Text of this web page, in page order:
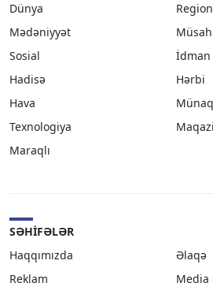
Dünya
Region
Mədəniyyət
Sosial
İdman
Hadisə
Hərbi
Hava
Texnologiya
Maraqlı
SƏHIFƏLƏR
Haqqımızda
Əlaqə
Reklam
Media